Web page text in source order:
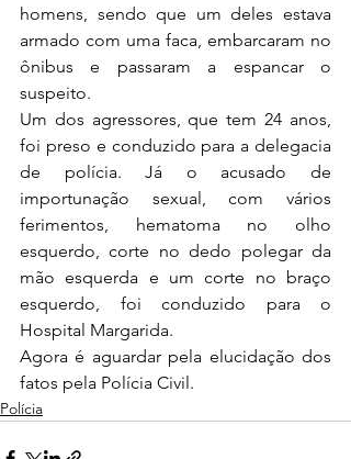
homens, sendo que um deles estava
armado com uma faca, embarcaram no
ônibus e passaram a espancar o
suspeito.
Um dos agressores, que tem 24 anos,
foi preso e conduzido para a delegacia
de polícia. Já o acusado de
importunação sexual, com vários
ferimentos, hematoma no olho
esquerdo, corte no dedo polegar da
mão esquerda e um corte no braço
esquerdo, foi conduzido para o
Hospital Margarida.
Agora é aguardar pela elucidação dos
fatos pela Polícia Civil.
Polícia